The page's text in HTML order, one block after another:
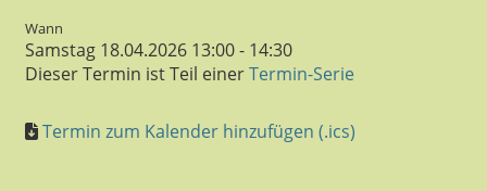
Wann
Samstag 18.04.2026 13:00 - 14:30
Dieser Termin ist Teil einerTermin-Serie
Termin zum Kalender hinzufügen (.ics)